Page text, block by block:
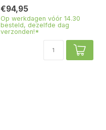
€94,95
Op werkdagen vóór 14.30
besteld, dezelfde dag
verzonden!*